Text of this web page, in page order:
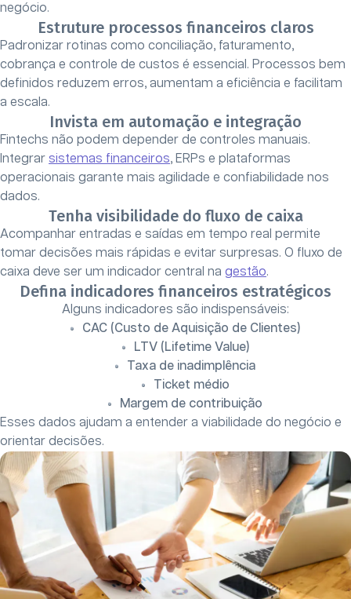
negócio.
Estruture processos financeiros claros
Padronizar rotinas como conciliação, faturamento,
cobrança e controle de custos é essencial. Processos bem
definidos reduzem erros, aumentam a eficiência e facilitam
a escala.
Invista em automação e integração
Fintechs não podem depender de controles manuais.
Integrar sistemas financeiros, ERPs e plataformas
operacionais garante mais agilidade e confiabilidade nos
dados.
Tenha visibilidade do fluxo de caixa
Acompanhar entradas e saídas em tempo real permite
tomar decisões mais rápidas e evitar surpresas. O fluxo de
caixa deve ser um indicador central na gestão.
Defina indicadores financeiros estratégicos
Alguns indicadores são indispensáveis:
CAC (Custo de Aquisição de Clientes)
LTV (Lifetime Value)
Taxa de inadimplência
Ticket médio
Margem de contribuição
Esses dados ajudam a entender a viabilidade do negócio e
orientar decisões.